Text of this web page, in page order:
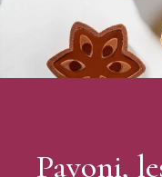
Pavoni,